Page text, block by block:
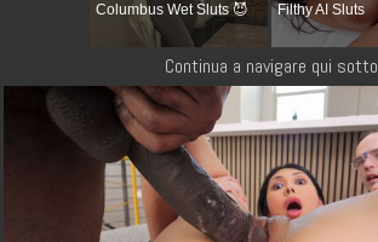
Columbus Wet Sluts 😈 Filthy AI Sluts
Continua a navigare qui sotto